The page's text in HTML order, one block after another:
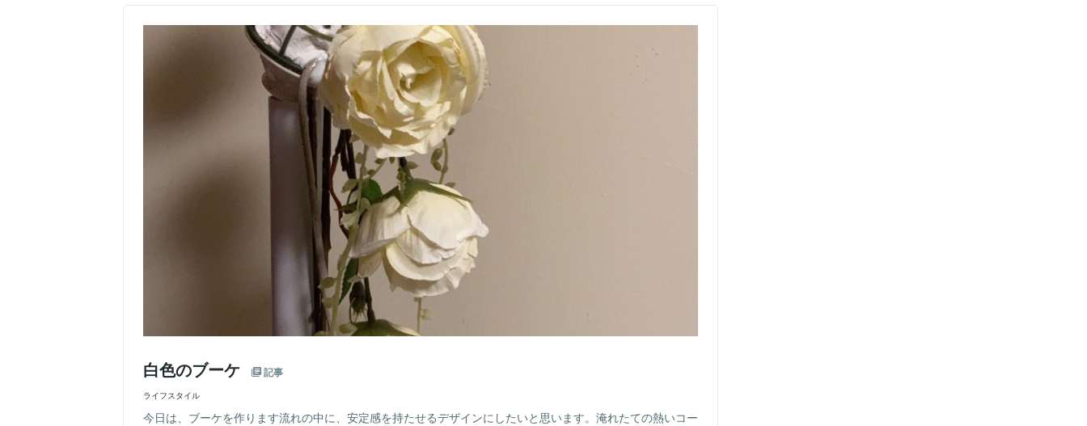
白色のブーケ 記事
ライフスタイル
今日は、ブーケを作ります流れの中に、安定感を持たせるデザインにしたいと思います。淹れたての熱いコー